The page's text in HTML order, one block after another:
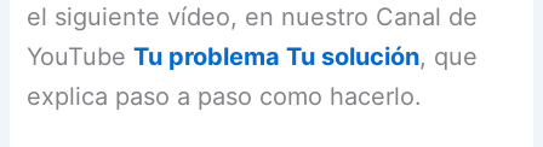
el siguiente vídeo, en nuestro Canal de
YouTubeTu problema Tu solución, que
explica paso a paso como hacerlo.